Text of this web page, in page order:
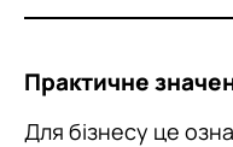
Практичне
Для бізнесу це